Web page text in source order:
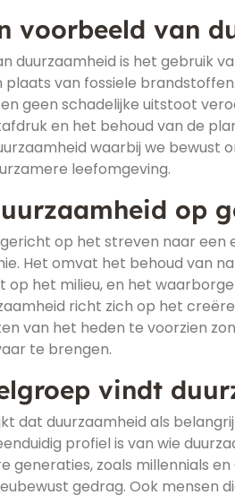
voorbeeld van
duurzaamheid is het gebruik
plaats van fossiele
geen schadelijke uitstoot
en het behoud van de
waarbij we bewust
leefomgeving.
op
op het streven naar
Het omvat het behoud van
op het milieu, en het
richt zich op het
van het heden te voorzien
te brengen.
vindt
dat duurzaamheid als
profiel is van wie
generaties, zoals millennials
gedrag. Ook mensen